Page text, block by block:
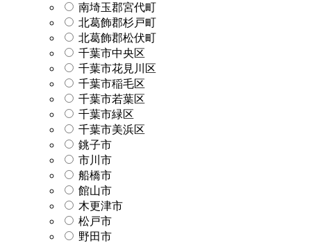
南埼玉郡宮代町
北葛飾郡杉戸町
北葛飾郡松伏町
千葉市中央区
千葉市花見川区
千葉市稲毛区
千葉市若葉区
千葉市緑区
千葉市美浜区
銚子市
市川市
船橋市
館山市
木更津市
松戸市
野田市